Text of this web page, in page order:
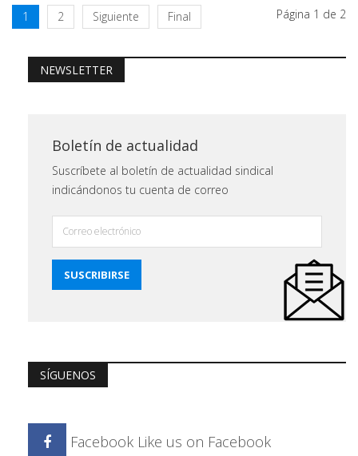
1 2 Siguiente Final Página 1 de 2
NEWSLETTER
Boletín de actualidad
Suscríbete al boletín de actualidad sindical
indicándonos tu cuenta de correo
SÍGUENOS
Facebook Like us on Facebook